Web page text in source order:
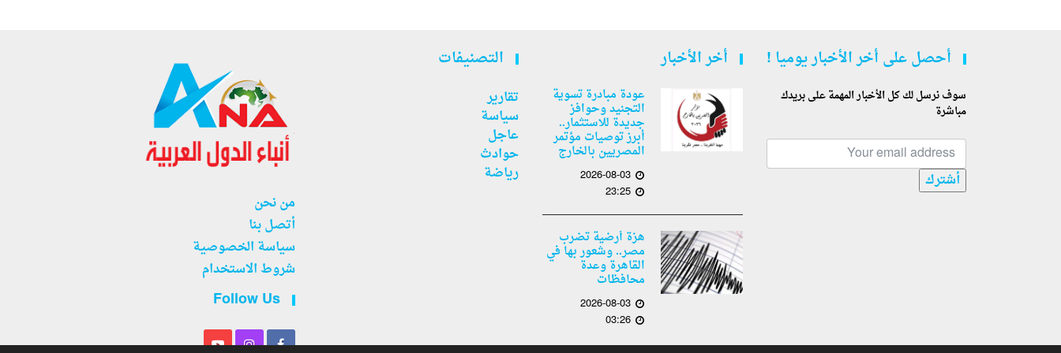
أحصل على أخر الأخبار يوميا !
سوف نرسل لك كل الأخبار المهمة على بريدك
مباشرة
أشترك
أخر الأخبار
عودة مبادرة تسوية
التجنيد وحوافز
جديدة للاستثمار..
أبرز توصيات مؤتمر
المصريين بالخارج
2026-08-03
23:25
هزة أرضية تضرب
مصر.. وشعور بها في
القاهرة وعدة
محافظات
2026-08-03
03:26
التصنيفات
تقارير
سياسة
عاجل
حوادث
رياضة
من نحن
أتصل بنا
سياسة الخصوصية
شروط الاستخدام
Follow Us